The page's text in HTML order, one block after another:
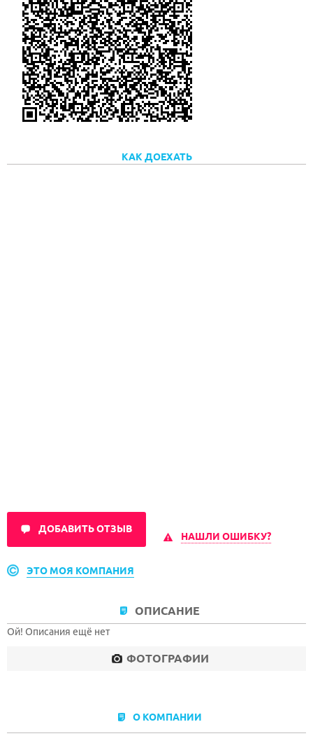
КАК ДОЕХАТЬ
ДОБАВИТЬ ОТЗЫВ
НАШЛИ ОШИБКУ?
ЭТО МОЯ КОМПАНИЯ
ОПИСАНИЕ
Ой! Описания ещё нет
ФОТОГРАФИИ
О КОМПАНИИ